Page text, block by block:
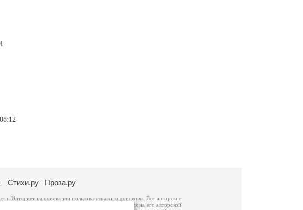
Стихи.ру Проза.ру
Интернет на основаниипользовательского договора
. Все авторские
его автора, к которому вы можете обратиться на его авторской